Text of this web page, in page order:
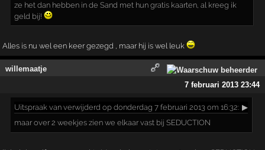
ze het dan hebben in de Sand met hun gratis kaarten, al kreeg ik
geld bij!
Alles is nu wel een keer gezegd , maar hij is wel leuk
willemaatje
7 februari 2013 23:44
Uitspraak van verwijderd op donderdag 7 februari 2013 om 16:32: ▶
maar over 2 weekjes zien we elkaar vast bij SEDUCTION